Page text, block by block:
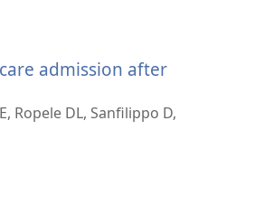
admission after
Ropele DL, Sanfilippo D,